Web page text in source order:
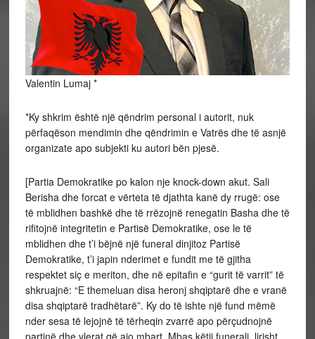
Valentin Lumaj *
*Ky shkrim është një qëndrim personal i autorit, nuk
përfaqëson mendimin dhe qëndrimin e Vatrës dhe të asnjë
organizate apo subjekti ku autori bën pjesë.
[Partia Demokratike po kalon nje knock-down akut. Sali
Berisha dhe forcat e vërteta të djathta kanë dy rrugë: ose
të mblidhen bashkë dhe të rrëzojnë renegatin Basha dhe të
rifitojnë integritetin e Partisë Demokratike, ose le të
mblidhen dhe t’i bëjnë një funeral dinjitoz Partisë
Demokratike, t’i japin nderimet e fundit me të gjitha
respektet siç e meriton, dhe në epitafin e “gurit të varrit” të
shkruajnë: “E themeluan disa heronj shqiptarë dhe e vranë
disa shqiptarë tradhëtarë”. Ky do të ishte një fund mëmë
nder sesa të lejojnë të tërheqin zvarrë apo përçudnojnë